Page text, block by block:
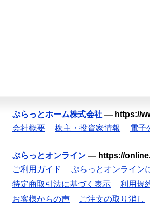
ぷらっとホーム株式会社 — https://
会社概要
株主・投資家情報 電子
ぷらっとオンライン — https://
ご利用ガイド
ぷらっとオンライン
特定商取引法に基づく表示
利用規
お客様からの声
ご注文の取り消し